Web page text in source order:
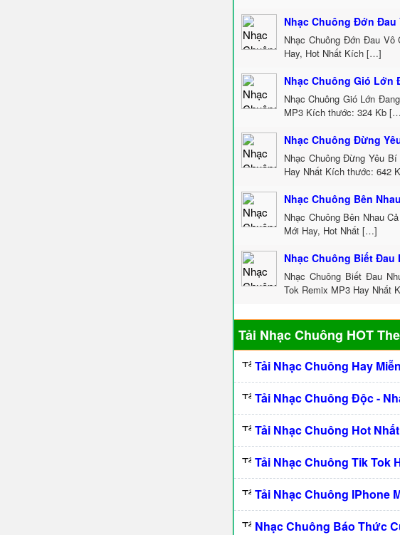
Nhạc Chuông Đớn Đau
Nhạc Chuông Đớn Đau Vô
Hay, Hot Nhất Kích […]
Nhạc Chuông Gió Lớn
Nhạc Chuông Gió Lớn
MP3 Kích thước: 324 Kb
Nhạc Chuông Đừng
Nhạc Chuông Đừng Yêu
Hay Nhất Kích thước: 642
Nhạc Chuông Bên
Nhạc Chuông Bên Nhau
Mới Hay, Hot Nhất […]
Nhạc Chuông Biết Đau
Nhạc Chuông Biết Đau
Tok Remix MP3 Hay Nhất
Tải Nhạc Chuông HOT
Tải Nhạc Chuông Hay
Tải Nhạc Chuông Độc -
Tải Nhạc Chuông Hot Nhất
Tải Nhạc Chuông Tik Tok
Tải Nhạc Chuông IPhone
Nhạc Chuông Báo Thức